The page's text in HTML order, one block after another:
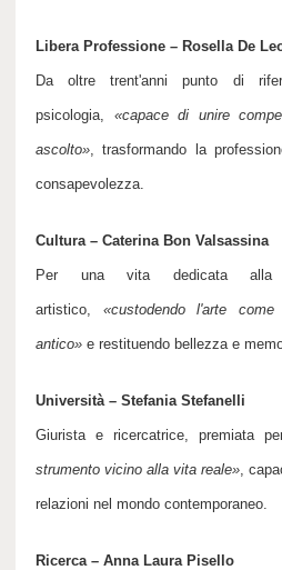
Libera Professione – Rosella De
Da oltre trent'anni punto di
psicologia, «capace di unire
ascolto», trasformando la
consapevolezza.
Cultura – Caterina Bon Valsassina
Per una vita dedicata alla
artistico, «custodendo l'arte
antico» e restituendo bellezza e
Università – Stefania Stefanelli
Giurista e ricercatrice, premiata
strumento vicino alla vita reale»,
relazioni nel mondo contemporaneo.
Ricerca – Anna Laura Pisello